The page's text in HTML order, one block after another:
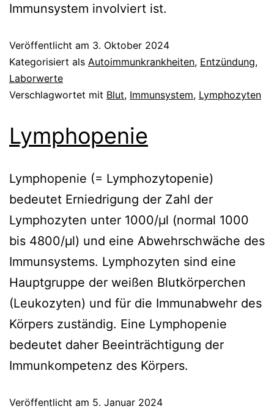
Immunsystem involviert ist.
Veröffentlicht am 3. Oktober 2024
Kategorisiert als Autoimmunkrankheiten, Entzündung,
Laborwerte
Verschlagwortet mit Blut, Immunsystem, Lymphozyten
Lymphopenie
Lymphopenie (= Lymphozytopenie)
bedeutet Erniedrigung der Zahl der
Lymphozyten unter 1000/µl (normal 1000
bis 4800/µl) und eine Abwehrschwäche des
Immunsystems. Lymphozyten sind eine
Hauptgruppe der weißen Blutkörperchen
(Leukozyten) und für die Immunabwehr des
Körpers zuständig. Eine Lymphopenie
bedeutet daher Beeinträchtigung der
Immunkompetenz des Körpers.
Veröffentlicht am 5. Januar 2024